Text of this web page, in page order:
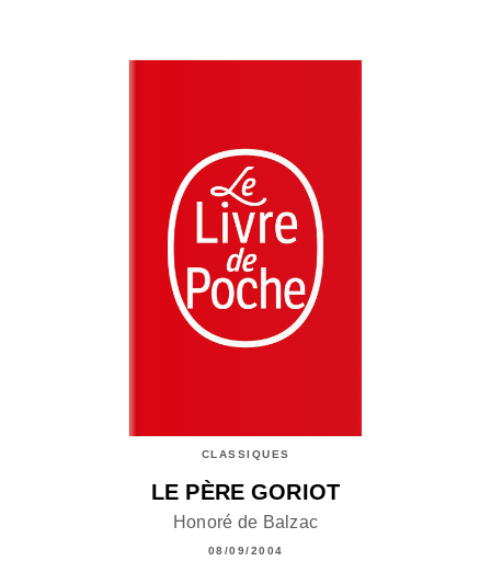
CLASSIQUES
LE PÈRE GORIOT
Honoré de Balzac
08/09/2004